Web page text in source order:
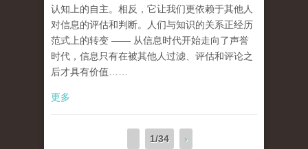
认知上的自主。相反，它让我们更依赖于其他人
对信息的评估和判断。人们与知识的关系正经历
范式上的转变 —— 从信息时代开始走向了声誉
时代，信息只有在被其他人过滤、评估和评论之
后才具有价值……
更多
1/34 ›